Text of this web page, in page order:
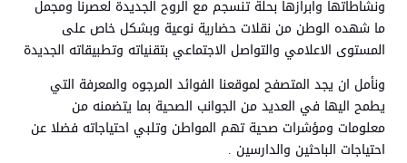
ونشاطاتها وابرازها بحلة تنسجم مع الروح الجديدة لعصرنا ومجمل
ما شهده الوطن من نقلات حضارية نوعية وبشكل خاص على
المستوى الاعلامي والتواصل الاجتماعي بتقنياته وتطبيقاته الجديدة
ونأمل ان يجد المتصفح لموقعنا الفوائد المرجوه والمعرفة التي
يطمح اليها في العديد من الجوانب الصحية بما يتضمنه من
معلومات ومؤشرات صحية تهم المواطن وتلبي احتياجاته فضلا عن
احتياجات الباحثين والدارسين .